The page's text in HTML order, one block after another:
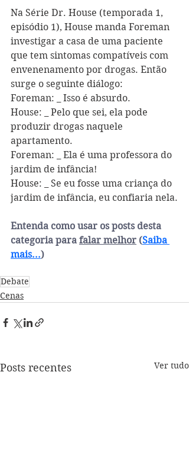
Na Série Dr. House (temporada 1,
episódio 1), House manda Foreman
investigar a casa de uma paciente
que tem sintomas compatíveis com
envenenamento por drogas. Então
surge o seguinte diálogo:
Foreman: _ Isso é absurdo.
House: _ Pelo que sei, ela pode
produzir drogas naquele
apartamento.
Foreman: _ Ela é uma professora do
jardim de infância!
House: _ Se eu fosse uma criança do
jardim de infância, eu confiaria nela.
Entenda como usar os posts desta
categoria para falar melhor (Saiba
mais...)
Debate
Cenas
Posts recentes Ver tudo